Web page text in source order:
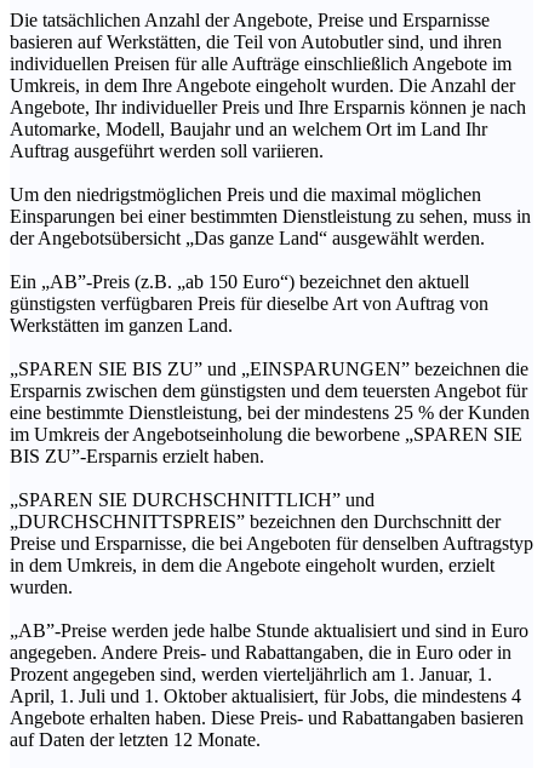
Die tatsächlichen Anzahl der Angebote, Preise und Ersparnisse
basieren auf Werkstätten, die Teil von Autobutler sind, und ihren
individuellen Preisen für alle Aufträge einschließlich Angebote im
Umkreis, in dem Ihre Angebote eingeholt wurden. Die Anzahl der
Angebote, Ihr individueller Preis und Ihre Ersparnis können je nach
Automarke, Modell, Baujahr und an welchem Ort im Land Ihr
Auftrag ausgeführt werden soll variieren.
Um den niedrigstmöglichen Preis und die maximal möglichen
Einsparungen bei einer bestimmten Dienstleistung zu sehen, muss in
der Angebotsübersicht „Das ganze Land“ ausgewählt werden.
Ein „AB”-Preis (z.B. „ab 150 Euro“) bezeichnet den aktuell
günstigsten verfügbaren Preis für dieselbe Art von Auftrag von
Werkstätten im ganzen Land.
„SPAREN SIE BIS ZU” und „EINSPARUNGEN” bezeichnen die
Ersparnis zwischen dem günstigsten und dem teuersten Angebot für
eine bestimmte Dienstleistung, bei der mindestens 25 % der Kunden
im Umkreis der Angebotseinholung die beworbene „SPAREN SIE
BIS ZU”-Ersparnis erzielt haben.
„SPAREN SIE DURCHSCHNITTLICH” und
„DURCHSCHNITTSPREIS” bezeichnen den Durchschnitt der
Preise und Ersparnisse, die bei Angeboten für denselben Auftragstyp
in dem Umkreis, in dem die Angebote eingeholt wurden, erzielt
wurden.
„AB”-Preise werden jede halbe Stunde aktualisiert und sind in Euro
angegeben. Andere Preis- und Rabattangaben, die in Euro oder in
Prozent angegeben sind, werden vierteljährlich am 1. Januar, 1.
April, 1. Juli und 1. Oktober aktualisiert, für Jobs, die mindestens 4
Angebote erhalten haben. Diese Preis- und Rabattangaben basieren
auf Daten der letzten 12 Monate.